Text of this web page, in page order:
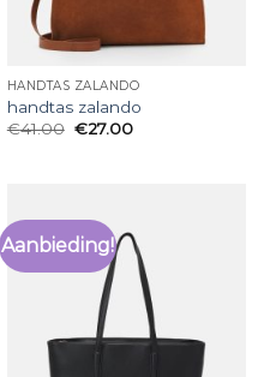
HANDTAS ZALANDO
handtas zalando
€41.00 €27.00
Aanbieding!